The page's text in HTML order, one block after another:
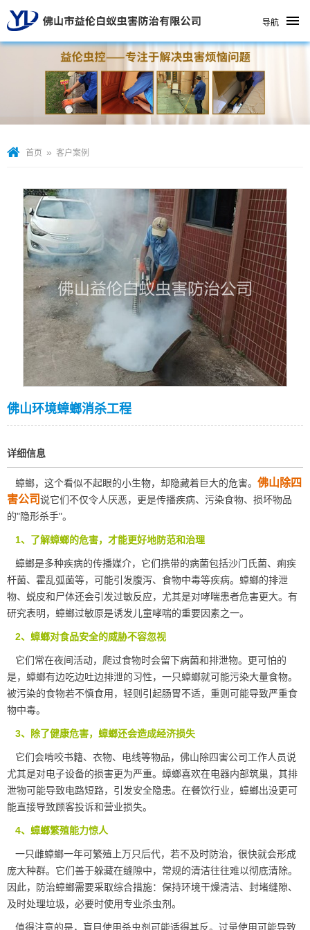
导航
首页 » 客户案例
佛山环境蟑螂消杀工程
详细信息
蟑螂，这个看似不起眼的小生物，却隐藏着巨大的危害。 佛山除四
害公司说它们不仅令人厌恶，更是传播疾病、污染食物、损坏物品
的"隐形杀手"。
1、了解蟑螂的危害，才能更好地防范和治理
蟑螂是多种疾病的传播媒介，它们携带的病菌包括沙门氏菌、痢疾
杆菌、霍乱弧菌等，可能引发腹泻、食物中毒等疾病。蟑螂的排泄
物、蜕皮和尸体还会引发过敏反应，尤其是对哮喘患者危害更大。有
研究表明，蟑螂过敏原是诱发儿童哮喘的重要因素之一。
2、蟑螂对食品安全的威胁不容忽视
它们常在夜间活动，爬过食物时会留下病菌和排泄物。更可怕的
是，蟑螂有边吃边吐边排泄的习性，一只蟑螂就可能污染大量食物。
被污染的食物若不慎食用，轻则引起肠胃不适，重则可能导致严重食
物中毒。
3、除了健康危害，蟑螂还会造成经济损失
它们会啃咬书籍、衣物、电线等物品，佛山除四害公司工作人员说
尤其是对电子设备的损害更为严重。蟑螂喜欢在电器内部筑巢，其排
泄物可能导致电路短路，引发安全隐患。在餐饮行业，蟑螂出没更可
能直接导致顾客投诉和营业损失。
4、蟑螂繁殖能力惊人
一只雌蟑螂一年可繁殖上万只后代，若不及时防治，很快就会形成
庞大种群。它们善于躲藏在缝隙中，常规的清洁往往难以彻底清除。
因此，防治蟑螂需要采取综合措施：保持环境干燥清洁、封堵缝隙、
及时处理垃圾，必要时使用专业杀虫剂。
值得注意的是，盲目使用杀虫剂可能适得其反。过量使用可能导致